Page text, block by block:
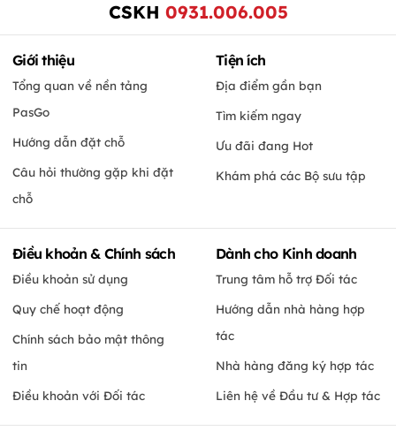
CSKH 0931.006.005
Giới thiệu
Tổng quan về nền tảng
PasGo
Hướng dẫn đặt chỗ
Câu hỏi thường gặp khi đặt
chỗ
Tiện ích
Địa điểm gần bạn
Tìm kiếm ngay
Ưu đãi đang Hot
Khám phá các Bộ sưu tập
Điều khoản & Chính sách
Điều khoản sử dụng
Quy chế hoạt động
Chính sách bảo mật thông
tin
Điều khoản với Đối tác
Dành cho Kinh doanh
Trung tâm hỗ trợ Đối tác
Hướng dẫn nhà hàng hợp
tác
Nhà hàng đăng ký hợp tác
Liên hệ về Đầu tư & Hợp tác